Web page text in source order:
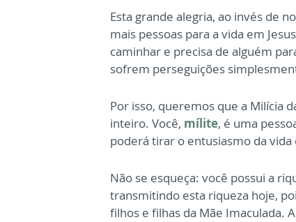
Esta grande alegria, ao invés de
mais pessoas para a vida em
caminhar e precisa de alguém
sofrem perseguições
Por isso, queremos que a Milícia
inteiro. Você, mílite, é uma
poderá tirar o entusiasmo da vida
Não se esqueça: você possui a
transmitindo esta riqueza hoje,
filhos e filhas da Mãe Imaculada.